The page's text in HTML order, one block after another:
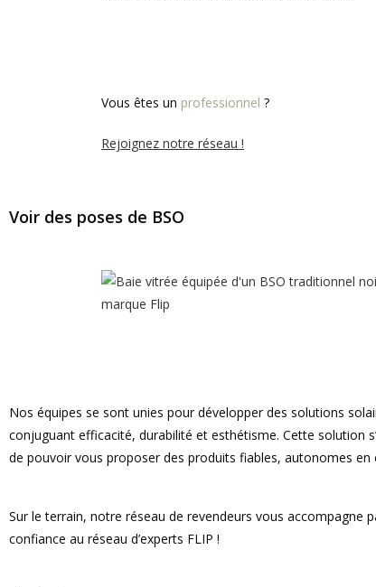
Vous êtes un professionnel ?
Rejoignez notre réseau !
Voir des poses de BSO
Nos équipes se sont unies pour développer des solutions
conjuguant efficacité, durabilité et esthétisme. Cette solution
de pouvoir vous proposer des produits fiables, autonomes
Sur le terrain, notre réseau de revendeurs vous accompagne
confiance au réseau d’experts FLIP !